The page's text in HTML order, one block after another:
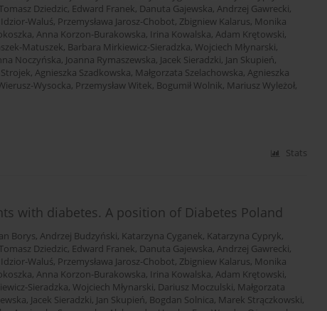
Dziedzic, Edward Franek, Danuta Gajewska, Andrzej Gawrecki,
Waluś, Przemysława Jarosz-Chobot, Zbigniew Kalarus, Monika
, Anna Korzon-Burakowska, Irina Kowalska, Adam Krętowski,
Matuszek, Barbara Mirkiewicz-Sieradzka, Wojciech Młynarski,
Noczyńska, Joanna Rymaszewska, Jacek Sieradzki, Jan Skupień,
, Agnieszka Szadkowska, Małgorzata Szelachowska, Agnieszka
Wysocka, Przemysław Witek, Bogumił Wolnik, Mariusz Wyleżoł,
Stats
with diabetes. A position of Diabetes Poland
Borys, Andrzej Budzyński, Katarzyna Cyganek, Katarzyna Cypryk,
Dziedzic, Edward Franek, Danuta Gajewska, Andrzej Gawrecki,
Waluś, Przemysława Jarosz-Chobot, Zbigniew Kalarus, Monika
, Anna Korzon-Burakowska, Irina Kowalska, Adam Krętowski,
Sieradzka, Wojciech Młynarski, Dariusz Moczulski, Małgorzata
, Jacek Sieradzki, Jan Skupień, Bogdan Solnica, Marek Strączkowski,